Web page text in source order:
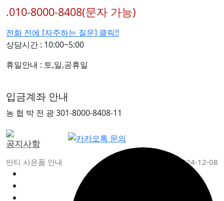
.010-8000-8408(문자 가능)
전화 전에 [자주하는 질문] 클릭!!
상담시간 : 10:00~5:00
휴일안내 : 토,일,공휴일
입금계좌 안내
농 협 박 전 광 301-8000-8408-11
공지사항
반티 사은품 안내 2024-12-08